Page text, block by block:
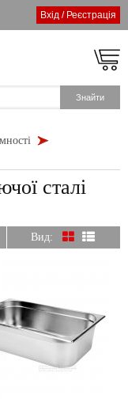
Вхід / Реєстрація
сталі
Вид: